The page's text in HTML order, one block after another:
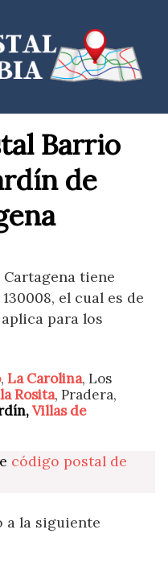
Barrio
de
tiene
el cual es de
para los
, La Carolina, Los
Rosita, Pradera,
Villas de
código postal de
a la siguiente